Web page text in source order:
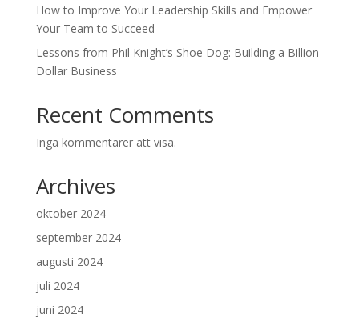
How to Improve Your Leadership Skills and Empower
Your Team to Succeed
Lessons from Phil Knight’s Shoe Dog: Building a Billion-
Dollar Business
Recent Comments
Inga kommentarer att visa.
Archives
oktober 2024
september 2024
augusti 2024
juli 2024
juni 2024